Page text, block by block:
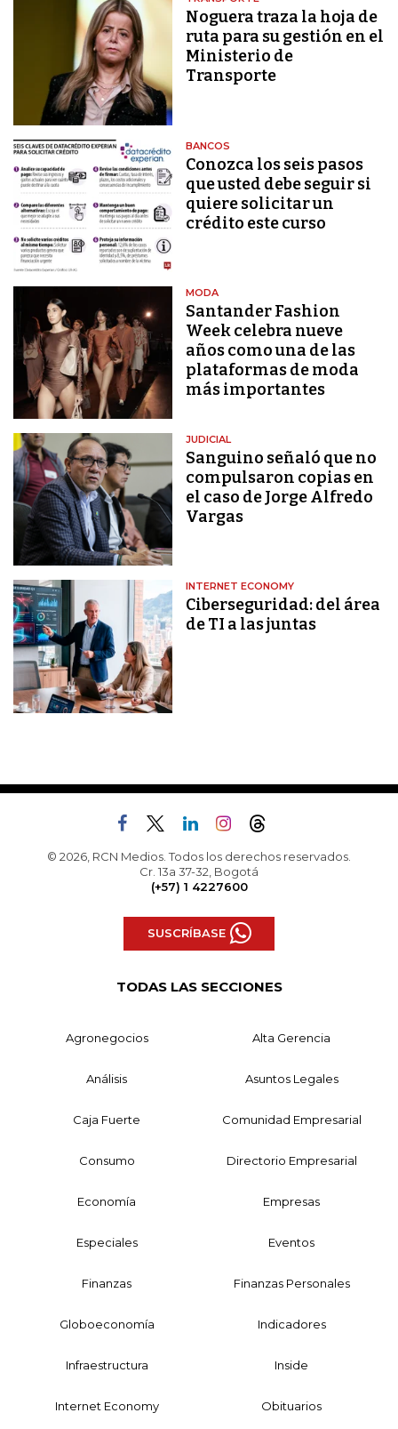
Noguera traza la hoja de
ruta para su gestión en el
Ministerio de
Transporte
BANCOS
Conozca los seis pasos
que usted debe seguir si
quiere solicitar un
crédito este curso
MODA
Santander Fashion
Week celebra nueve
años como una de las
plataformas de moda
más importantes
JUDICIAL
Sanguino señaló que no
compulsaron copias en
el caso de Jorge Alfredo
Vargas
INTERNET ECONOMY
Ciberseguridad: del área
de TI a las juntas
© 2026, RCN Medios. Todos los derechos reservados.
Cr. 13a 37-32, Bogotá
(+57) 1 4227600
SUSCRÍBASE
TODAS LAS SECCIONES
Agronegocios Alta Gerencia
Análisis Asuntos Legales
Caja Fuerte Comunidad Empresarial
Consumo Directorio Empresarial
Economía Empresas
Especiales Eventos
Finanzas Finanzas Personales
Globoeconomía Indicadores
Infraestructura Inside
Internet Economy Obituarios